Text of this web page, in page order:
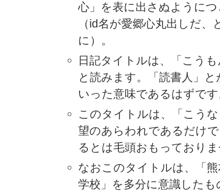
心」を表に出さぬように
（id名が愛郷心丸出しだ
に）。
日記タイトルは、「こう
と読みます。「読書人」
いった意味であるはずで
このタイトルは、「こう
望のあらわれであるだけ
るとは毛頭おもっており
なおこのタイトルは、「
学校」を多分に意識した